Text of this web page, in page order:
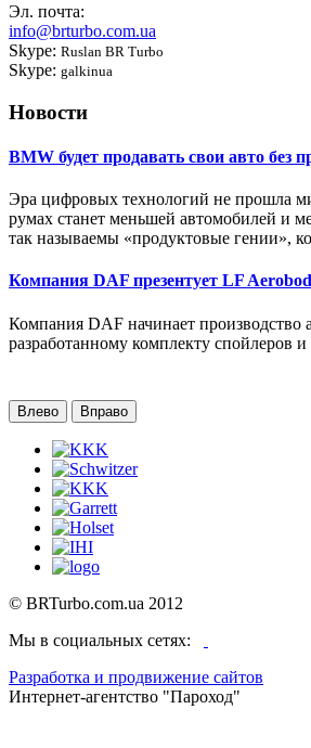
Эл. почта:
info@brturbo.com.ua
Skype: Ruslan BR Turbo
Skype: galkinua
Новости
BMW будет продавать свои авто без
Эра цифровых технологий не прошла
румах станет меньшей автомобилей и
так называемы «продуктовые гении»,
Компания DAF презентует LF
Компания DAF начинает производство
разработанному комплекту спойлеров
Влево
Вправо
© BRTurbo.com.ua 2012
Мы в социальных сетях:
Разработка и продвижение сайтов
Интернет-агентство "Пароход"